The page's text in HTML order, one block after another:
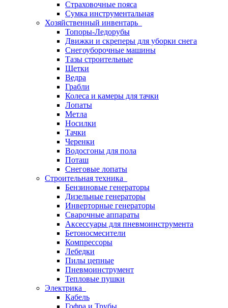
Страховочные пояса
Сумка инструментальная
Хозяйственный инвентарь
Топоры-Ледорубы
Движки и скреперы для уборки снега
Снегоуборочные машины
Тазы строительные
Щетки
Ведра
Грабли
Колеса и камеры для тачки
Лопаты
Метла
Носилки
Тачки
Черенки
Водосгоны для пола
Поташ
Снеговые лопаты
Строительная техника
Бензиновые генераторы
Дизельные генераторы
Инверторные генераторы
Сварочные аппараты
Аксессуары для пневмоинструмента
Бетоносмесители
Компрессоры
Лебедки
Пилы цепные
Пневмоинструмент
Тепловые пушки
Электрика
Кабель
Гофра и Трубы